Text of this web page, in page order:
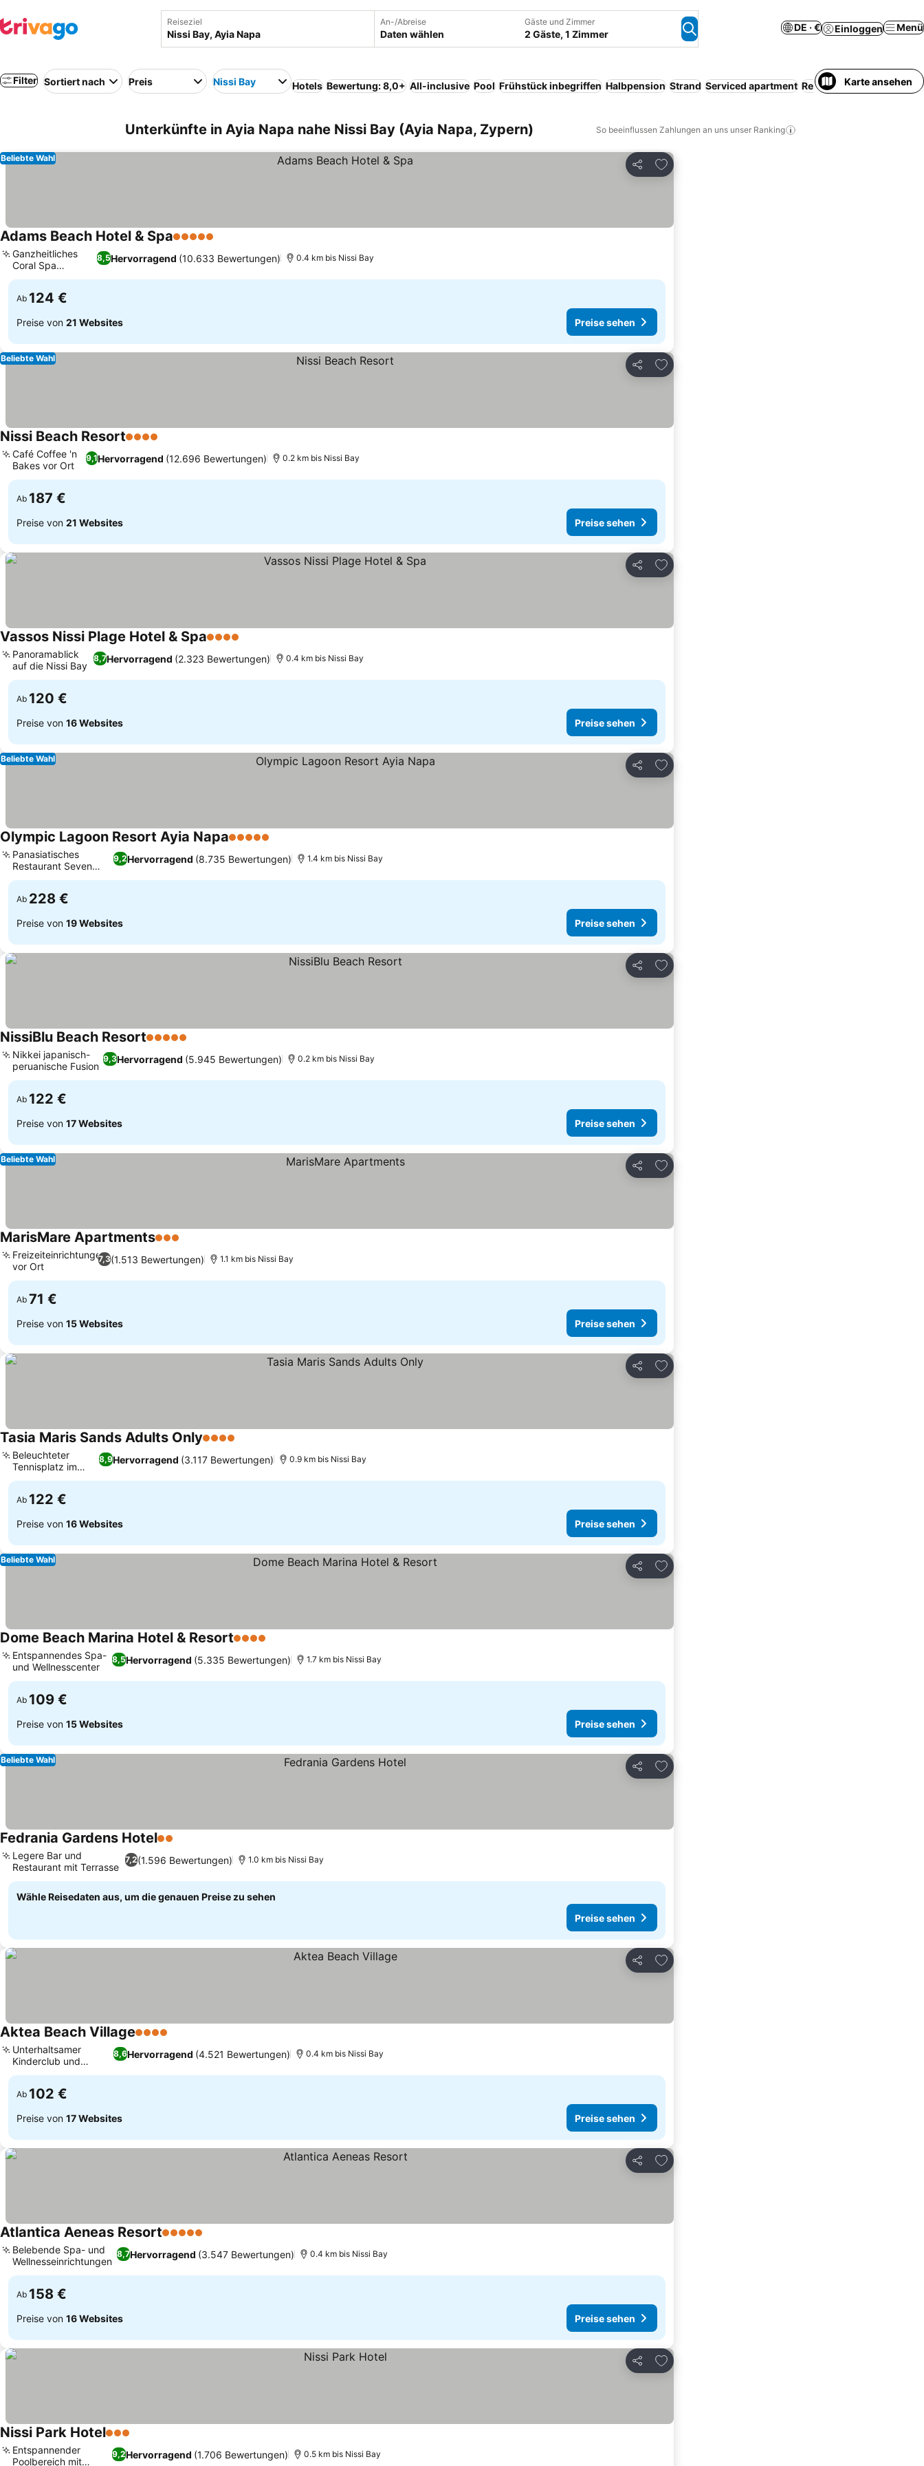
Reiseziel An-/Abreise
Daten wählen
Gäste und Zimmer
2 Gäste, 1 Zimmer
DE · € Einloggen Menü
Filter Sortiert nach Preis Nissi Bay Hotels Bewertung: 8,0+ All-inclusive Pool Frühstück inbegriffen Halbpension Strand Serviced apartment Resort Kostenlose
Karte ansehen
Unterkünfte in Ayia Napa nahe Nissi Bay (Ayia Napa, Zypern) So beeinflussen Zahlungen an uns unser Ranking
Teilen
Zu Favoriten hinzufügen
Beliebte Wahl
Adams Beach Hotel & Spa5 Sterne
8,5Hervorragend (10.633 Bewertungen)
Ganzheitliches
Coral Spa
Wellness
0.4 km bis Nissi Bay
Ab 124 €
Preise von 21 Websites Preise sehen
Teilen
Zu Favoriten hinzufügen
Beliebte Wahl
Nissi Beach Resort4 Sterne
9,1Hervorragend (12.696 Bewertungen)
Café Coffee 'n
Bakes vor Ort
0.2 km bis Nissi Bay
Ab 187 €
Preise von 21 Websites Preise sehen
Teilen
Zu Favoriten hinzufügen
Vassos Nissi Plage Hotel & Spa4 Sterne
8,7Hervorragend (2.323 Bewertungen)
Panoramablick
auf die Nissi Bay
0.4 km bis Nissi Bay
Ab 120 €
Preise von 16 Websites Preise sehen
Teilen
Zu Favoriten hinzufügen
Beliebte Wahl
Olympic Lagoon Resort Ayia Napa5 Sterne
9,2Hervorragend (8.735 Bewertungen)
Panasiatisches
Restaurant Seven
Orchids
1.4 km bis Nissi Bay
Ab 228 €
Preise von 19 Websites Preise sehen
Teilen
Zu Favoriten hinzufügen
NissiBlu Beach Resort5 Sterne
9,3Hervorragend (5.945 Bewertungen)
Nikkei japanisch-
peruanische Fusion
0.2 km bis Nissi Bay
Ab 122 €
Preise von 17 Websites Preise sehen
Teilen
Zu Favoriten hinzufügen
Beliebte Wahl
MarisMare Apartments3 Sterne
7,3(1.513 Bewertungen)
Freizeiteinrichtungen
vor Ort
1.1 km bis Nissi Bay
Ab 71 €
Preise von 15 Websites Preise sehen
Teilen
Zu Favoriten hinzufügen
Tasia Maris Sands Adults Only4 Sterne
8,9Hervorragend (3.117 Bewertungen)
Beleuchteter
Tennisplatz im
Freien
0.9 km bis Nissi Bay
Ab 122 €
Preise von 16 Websites Preise sehen
Teilen
Zu Favoriten hinzufügen
Beliebte Wahl
Dome Beach Marina Hotel & Resort4 Sterne
8,5Hervorragend (5.335 Bewertungen)
Entspannendes Spa-
und Wellnesscenter
1.7 km bis Nissi Bay
Ab 109 €
Preise von 15 Websites Preise sehen
Teilen
Zu Favoriten hinzufügen
Beliebte Wahl
Fedrania Gardens Hotel2 Sterne
7,2(1.596 Bewertungen)
Legere Bar und
Restaurant mit Terrasse
1.0 km bis Nissi Bay
Wähle Reisedaten aus, um die genauen Preise zu sehen
Preise sehen
Teilen
Zu Favoriten hinzufügen
Aktea Beach Village4 Sterne
8,6Hervorragend (4.521 Bewertungen)
Unterhaltsamer
Kinderclub und
Animation
0.4 km bis Nissi Bay
Ab 102 €
Preise von 17 Websites Preise sehen
Teilen
Zu Favoriten hinzufügen
Atlantica Aeneas Resort5 Sterne
8,7Hervorragend (3.547 Bewertungen)
Belebende Spa- und
Wellnesseinrichtungen
0.4 km bis Nissi Bay
Ab 158 €
Preise von 16 Websites Preise sehen
Teilen
Zu Favoriten hinzufügen
Nissi Park Hotel3 Sterne
9,2Hervorragend (1.706 Bewertungen)
Entspannender
Poolbereich mit
0.5 km bis Nissi Bay